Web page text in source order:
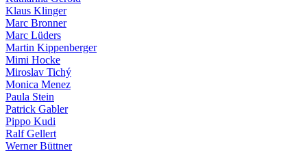
Klaus Klinger
Marc Bronner
Marc Lüders
Martin Kippenberger
Mimi Hocke
Miroslav Tichý
Monica Menez
Paula Stein
Patrick Gabler
Pippo Kudi
Ralf Gellert
Werner Büttner